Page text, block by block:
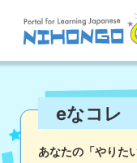
読むeなコレ
あなたの「やりた